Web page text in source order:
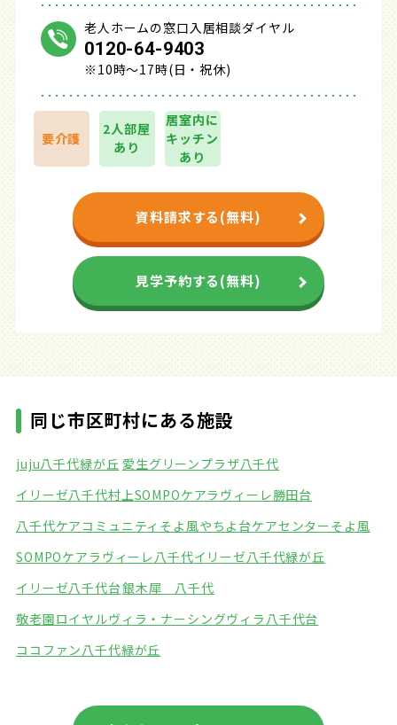
老人ホームの窓口入居相談ダイヤル
0120-64-9403
※10時～17時(日・祝休)
要介護
2人部屋
あり
居室内に
キッチン
あり
資料請求する(無料)
見学予約する(無料)
同じ市区町村にある施設
juju八千代緑が丘 愛生グリーンプラザ八千代
イリーゼ八千代村上SOMPOケアラヴィーレ勝田台
八千代ケアコミュニティそよ風やちよ台ケアセンターそよ風
SOMPOケアラヴィーレ八千代イリーゼ八千代緑が丘
イリーゼ八千代台銀木犀 八千代
敬老園ロイヤルヴィラ・ナーシングヴィラ八千代台
ココファン八千代緑が丘